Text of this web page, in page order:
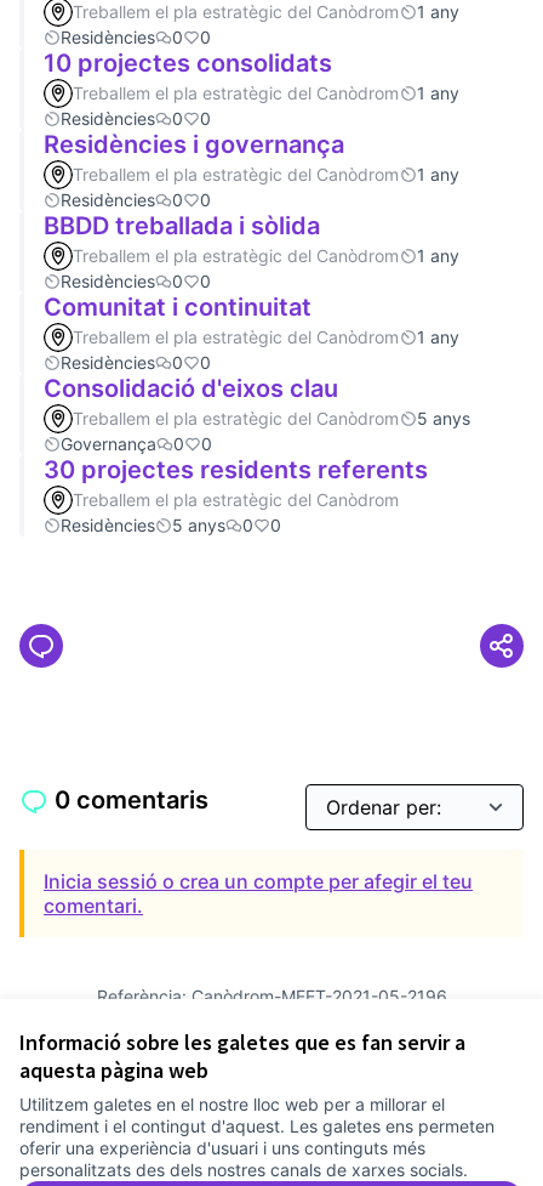
Informació sobre les galetes que es fan servir a
aquesta pàgina web
Utilitzem galetes en el nostre lloc web per a millorar el
rendiment i el contingut d'aquest. Les galetes ens permeten
oferir una experiència d'usuari i uns continguts més
personalitzats des dels nostres canals de xarxes socials.
Treballem el pla estratègic del Canòdrom
1 any
Residències
0 0
10 projectes consolidats
Treballem el pla estratègic del Canòdrom
1 any
Residències
0 0
Residències i governança
Treballem el pla estratègic del Canòdrom
1 any
Residències
0 0
BBDD treballada i sòlida
Treballem el pla estratègic del Canòdrom
1 any
Residències
0 0
Comunitat i continuitat
Treballem el pla estratègic del Canòdrom
1 any
Residències
0 0
Consolidació d'eixos clau
Treballem el pla estratègic del Canòdrom
5 anys
Governança
0 0
30 projectes residents referents
Treballem el pla estratègic del Canòdrom
Residències
5 anys 0 0
0 comentaris
Inicia sessió o crea un compte per afegir el teu
comentari.
Referència: Canòdrom-MEET-2021-05-2196
Afegir al calendari
Termes i condicions d'ús
Configuració de les galetes
Comunitat Canòdrom a Facebook
(Link externo)
Comunitat Canòdrom a Instagram
(Link externo)
Comunitat Canòdrom a YouTube
(Link externo)
Català
Triar la llengua Elegir el idiomaChoose language